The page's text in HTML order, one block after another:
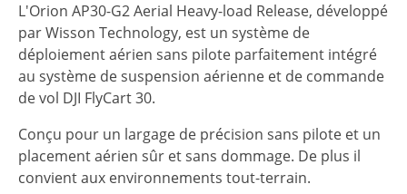
L'Orion AP30-G2 Aerial Heavy-load Release, développé
par Wisson Technology, est un système de
déploiement aérien sans pilote parfaitement intégré
au système de suspension aérienne et de commande
de vol DJI FlyCart 30.
Conçu pour un largage de précision sans pilote et un
placement aérien sûr et sans dommage. De plus il
convient aux environnements tout-terrain.